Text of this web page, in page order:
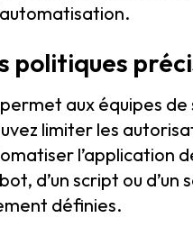
politiques
aux équipes
limiter les
l’application
bot, d’un script ou
définies.